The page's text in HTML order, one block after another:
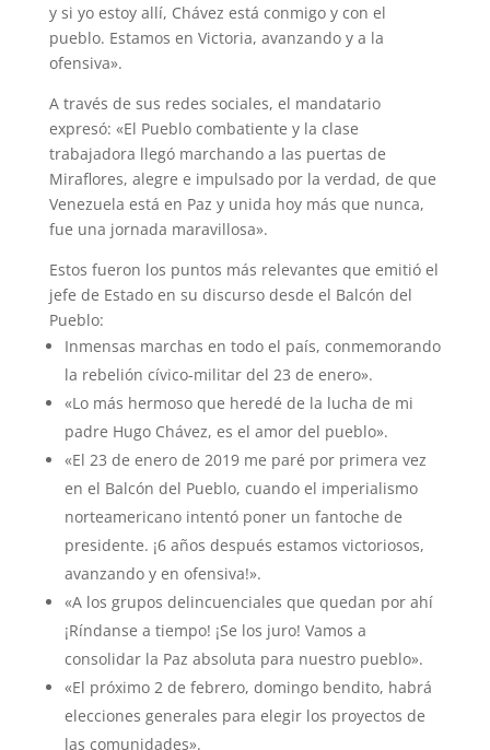
y si yo estoy allí, Chávez está conmigo y con el
pueblo. Estamos en Victoria, avanzando y a la
ofensiva».
A través de sus redes sociales, el mandatario
expresó: «El Pueblo combatiente y la clase
trabajadora llegó marchando a las puertas de
Miraflores, alegre e impulsado por la verdad, de que
Venezuela está en Paz y unida hoy más que nunca,
fue una jornada maravillosa».
Estos fueron los puntos más relevantes que emitió el
jefe de Estado en su discurso desde el Balcón del
Pueblo:
Inmensas marchas en todo el país, conmemorando
la rebelión cívico-militar del 23 de enero».
«Lo más hermoso que heredé de la lucha de mi
padre Hugo Chávez, es el amor del pueblo».
«El 23 de enero de 2019 me paré por primera vez
en el Balcón del Pueblo, cuando el imperialismo
norteamericano intentó poner un fantoche de
presidente. ¡6 años después estamos victoriosos,
avanzando y en ofensiva!».
«A los grupos delincuenciales que quedan por ahí
¡Ríndanse a tiempo! ¡Se los juro! Vamos a
consolidar la Paz absoluta para nuestro pueblo».
«El próximo 2 de febrero, domingo bendito, habrá
elecciones generales para elegir los proyectos de
las comunidades».